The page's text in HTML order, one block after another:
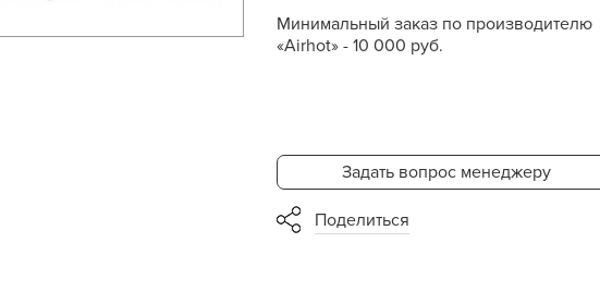
Минимальный заказ по производителю
«Airhot» - 10 000 руб.
Задать вопрос менеджеру
Поделиться